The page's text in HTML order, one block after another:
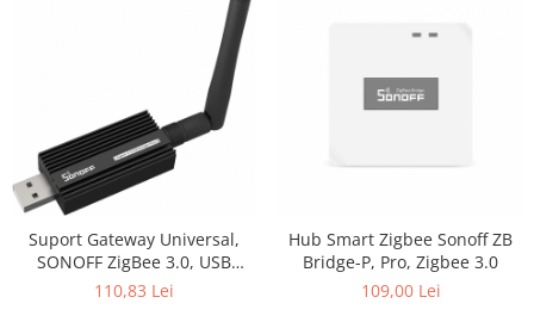
Suport Gateway Universal,
SONOFF ZigBee 3.0, USB
ZBDongle-E Plus
110,83 Lei
Hub Smart Zigbee Sonoff ZB
Bridge-P, Pro, Zigbee 3.0
109,00 Lei